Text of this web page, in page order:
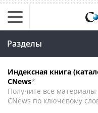
Разделы
Индексная книга
CNews*
Получите все материалы
CNews по ключевому